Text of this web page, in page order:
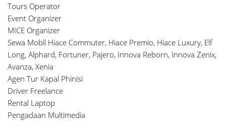
Tours Operator
Event Organizer
MICE Organizer
Sewa Mobil Hiace Commuter, Hiace Premio, Hiace Luxury, Elf
Long, Alphard, Fortuner, Pajero, Innova Reborn, Innova Zenix,
Avanza, Xenia
Agen Tur Kapal Phinisi
Driver Freelance
Rental Laptop
Pengadaan Multimedia